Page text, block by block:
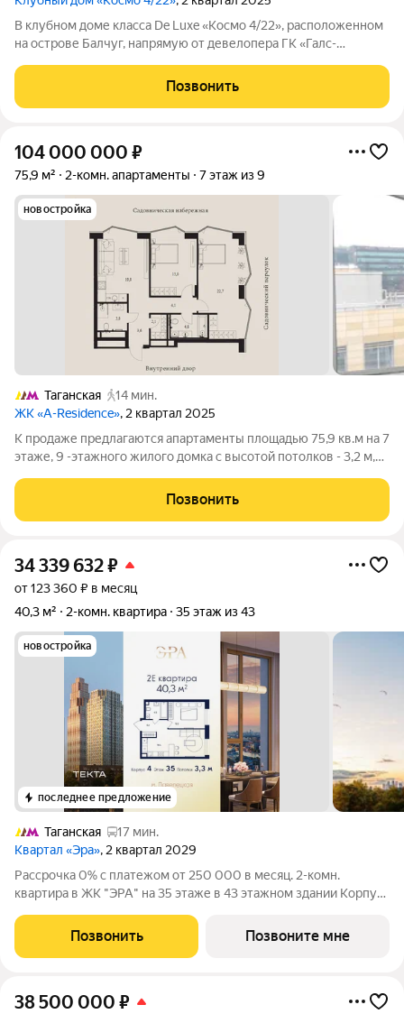
В клубном доме класса De Luxe «Космо 4/22», расположенном
на острове Балчуг, напрямую от девелопера ГК «Галс-
общей площадью 73.60 м. Квартира предлагается без отделки,
со свободной
Позвонить
104 000 000 ₽
75,9 м² 2-комн. апартаменты 7 этаж из 9
новостройка
Таганская
14 мин.
ЖК «A-Residence», 2 квартал 2025
К продаже предлагаются апартаменты площадью 75,9 кв.м на 7
этаже, 9 -этажного жилого домка с высотой потолков - 3,2 м,
Замоскворечье). Собственник: юр. лицо. Жилой комплекс A.
Позвонить
34 339 632₽
от 123 360 ₽ в месяц
40,3 м²
2-комн. квартира 35 этаж из 43
новостройка
последнее предложение
Таганская
17 мин.
Квартал «Эра», 2 квартал 2029
Рассрочка 0% с платежом от 250 000 в месяц. 2-комн.
квартира в ЖК "ЭРА" на 35 этаже в 43 этажном здании Корпус
потолков 3.30 м. Современный премиум-квартал ЭРА на
Дербеневской набережной,
Позвонить Позвоните мне
38 500 000 ₽